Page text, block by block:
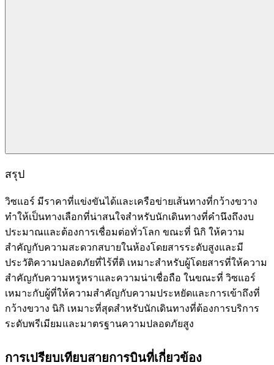
สรุป
วิซแอร์ มีราคาที่แข่งขันได้และเครือข่ายเส้นทางที่กว้างขวาง
ทำให้เป็นทางเลือกที่น่าสนใจสำหรับนักเดินทางที่คำนึงถึงงบ
ประมาณและต้องการเชื่อมต่อทั่วโลก ขณะที่ นิกิ ให้ความ
สำคัญกับความสะดวกสบายในห้องโดยสารระดับสูงและมี
ประวัติความปลอดภัยที่ไร้ที่ติ เหมาะสำหรับผู้โดยสารที่ให้ความ
สำคัญกับความหรูหราและความน่าเชื่อถือ ในขณะที่ วิซแอร์
เหมาะกับผู้ที่ให้ความสำคัญกับความประหยัดและการเข้าถึงที่
กว้างขวาง นิกิ เหมาะที่สุดสำหรับนักเดินทางที่ต้องการบริการ
ระดับพรีเมียมและมาตรฐานความปลอดภัยสูง
การเปรียบเทียบสายการบินที่เกี่ยวข้อง